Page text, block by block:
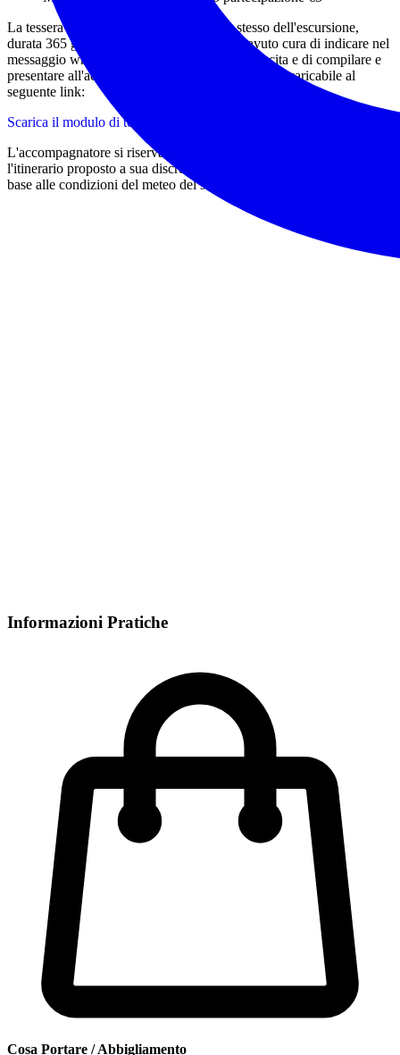
La tessera si potrà sottoscrivere il giorno stesso dell'escursione,
durata 365 gg dalla sottoscrizione, avendo avuto cura di indicare nel
messaggio whatsapp anche luogo e data di nascita e di compilare e
presentare all'accompagnatore l'apposito modulo scaricabile al
seguente link:
Scarica il modulo di tesseramento
L'accompagnatore si riserva il diritto di annullare o modificare
l'itinerario proposto a sua discrezione, per garantire la sicurezza o in
base alle condizioni del meteo del sentiero e dei partecipanti.
Informazioni Pratiche
Cosa Portare / Abbigliamento